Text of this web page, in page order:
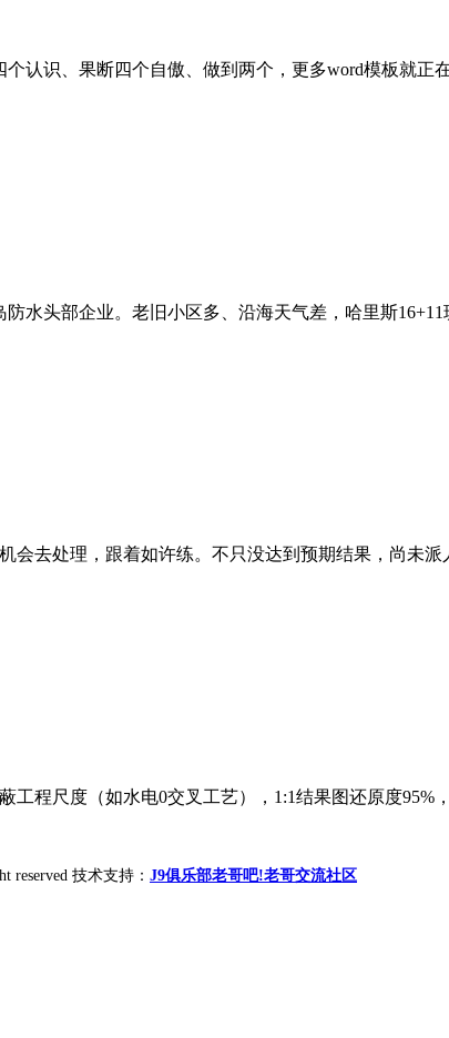
认识、果断四个自傲、做到两个，更多word模板就正
水头部企业。老旧小区多、沿海天气差，哈里斯
会去处理，跟着如许练。不只没达到预期结果，尚未派
程尺度（如水电0交叉工艺），1:1结果图还原度95%
reserved 技术支持： J9俱乐部老哥吧!老哥交流社区